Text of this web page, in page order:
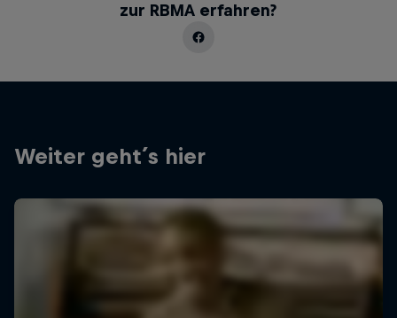
zur RBMA erfahren?
Weiter geht´s hier